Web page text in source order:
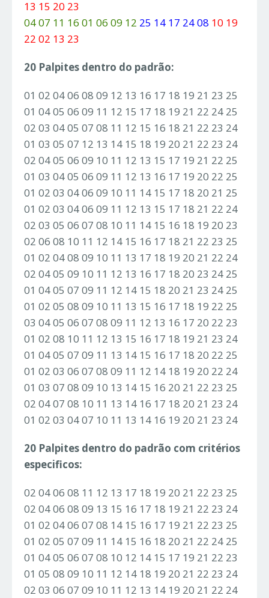
13 15 20 23
04 07 11 16 01 06 09 12 25 14 17 24 08 10 19
22 02 13 23
20 Palpites dentro do padrão:
01 02 04 06 08 09 12 13 16 17 18 19 21 23 25
01 04 05 06 09 11 12 15 17 18 19 21 22 24 25
02 03 04 05 07 08 11 12 15 16 18 21 22 23 24
01 03 05 07 12 13 14 15 18 19 20 21 22 23 24
02 04 05 06 09 10 11 12 13 15 17 19 21 22 25
01 03 04 05 06 09 11 12 13 16 17 19 20 22 25
01 02 03 04 06 09 10 11 14 15 17 18 20 21 25
01 02 03 04 06 09 11 12 13 15 17 18 21 22 24
02 03 05 06 07 08 10 11 14 15 16 18 19 20 23
02 06 08 10 11 12 14 15 16 17 18 21 22 23 25
01 02 04 08 09 10 11 13 17 18 19 20 21 22 24
02 04 05 09 10 11 12 13 16 17 18 20 23 24 25
01 04 05 07 09 11 12 14 15 18 20 21 23 24 25
01 02 05 08 09 10 11 13 15 16 17 18 19 22 25
03 04 05 06 07 08 09 11 12 13 16 17 20 22 23
01 02 08 10 11 12 13 15 16 17 18 19 21 23 24
01 04 05 07 09 11 13 14 15 16 17 18 20 22 25
01 02 03 06 07 08 09 11 12 14 18 19 20 22 24
01 03 07 08 09 10 13 14 15 16 20 21 22 23 25
02 04 07 08 10 11 13 14 16 17 18 20 21 23 24
01 02 03 04 07 10 11 13 14 16 19 20 21 23 24
20 Palpites dentro do padrão com critérios
especificos:
02 04 06 08 11 12 13 17 18 19 20 21 22 23 25
02 04 06 08 09 13 15 16 17 18 19 21 22 23 24
01 02 04 06 07 08 14 15 16 17 19 21 22 23 25
01 02 05 07 09 11 14 15 16 18 20 21 22 24 25
01 04 05 06 07 08 10 12 14 15 17 19 21 22 23
01 05 08 09 10 11 12 14 18 19 20 21 22 23 24
02 03 06 07 09 10 11 12 13 14 19 20 21 22 24